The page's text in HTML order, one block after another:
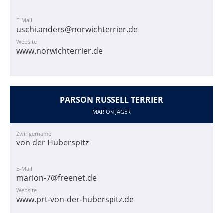
E-Mail
uschi.anders@norwichterrier.de
Website
www.norwichterrier.de
PARSON RUSSELL TERRIER
MARION JÄGER
Zwingername
von der Huberspitz
E-Mail
marion-7@freenet.de
Website
www.prt-von-der-huberspitz.de